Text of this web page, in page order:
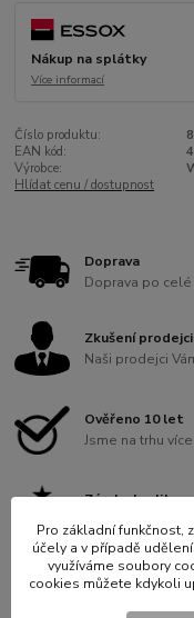
Nákup na splátky
Více informací
Číslo produktu:
EAN kód:
Výrobce:
Hlídat cenu / dostupnost
Doprava
Doprava po celé
Zkušení prodejci
Naši prodejci
Ověřeno 10 let
Jsme na trhu
Záruka kvality
Vybíráme pro
Pro základní funkčnost,
účely a v případě
využíváme soubory
cookies můžete kdykoli